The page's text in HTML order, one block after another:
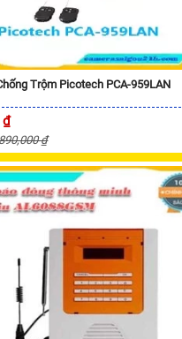
Trộm Picotech PCA-959LAN
₫
₫